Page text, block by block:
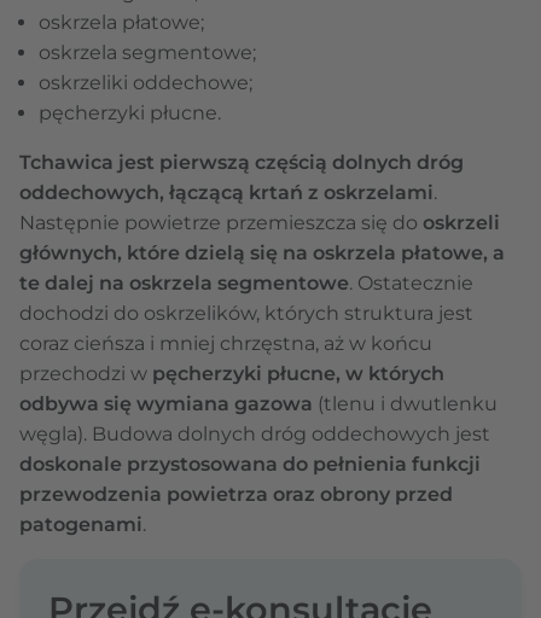
oskrzela płatowe;
oskrzela segmentowe;
oskrzeliki oddechowe;
pęcherzyki płucne.
Tchawica jest pierwszą częścią dolnych dróg
oddechowych, łączącą krtań z oskrzelami.
Następnie powietrze przemieszcza się do oskrzeli
głównych, które dzielą się na oskrzela płatowe, a
te dalej na oskrzela segmentowe. Ostatecznie
dochodzi do oskrzelików, których struktura jest
coraz cieńsza i mniej chrzęstna, aż w końcu
przechodzi w pęcherzyki płucne, w których
odbywa się wymiana gazowa (tlenu i dwutlenku
węgla). Budowa dolnych dróg oddechowych jest
doskonale przystosowana do pełnienia funkcji
przewodzenia powietrza oraz obrony przed
patogenami.
Przejdź e-konsultację